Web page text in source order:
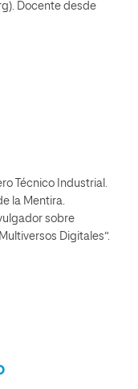
Docente desde
Técnico Industrial.
la Mentira.
sobre
Digitales”.